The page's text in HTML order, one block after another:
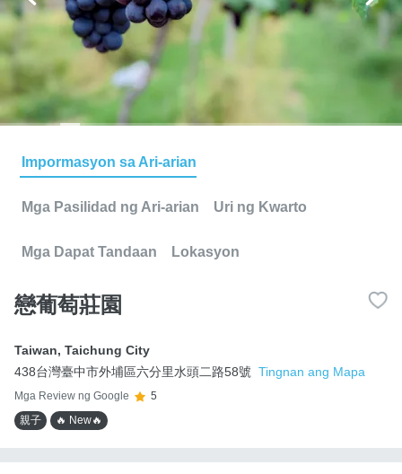
Impormasyon sa Ari-arian
Mga Pasilidad ng Ari-arian Uri ng Kwarto
Mga Dapat Tandaan Lokasyon
戀葡萄莊園
Taiwan, Taichung City
438台灣臺中市外埔區六分里水頭二路58號 Tingnan ang Mapa
Mga Review ng Google
5
親子
🔥 New🔥